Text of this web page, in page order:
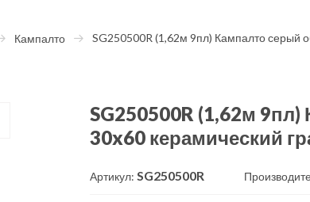
Кампалто SG250500R (1,62м 9пл) Кампалто серый
SG250500R (1,62м
30x60 керамический
Артикул: SG250500R